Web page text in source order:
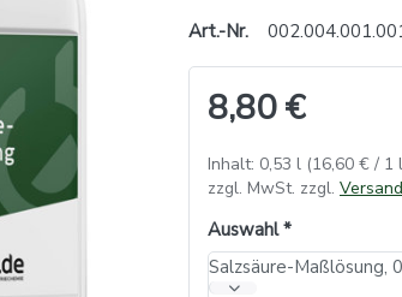
Art.-Nr.
8,80 €
Inhalt: 0,53 l (16,60 € / 1
zzgl. MwSt. zzgl.
Auswahl
Salzsäure-Maßlösung,